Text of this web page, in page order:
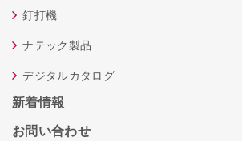
釘打機
ナテック製品
デジタルカタログ
新着情報
お問い合わせ